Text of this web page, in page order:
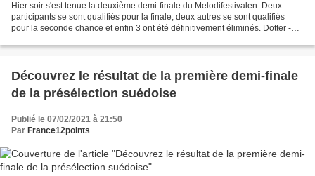
Hier soir s'est tenue la deuxième demi-finale du Melodifestivalen. Deux
participants se sont qualifiés pour la finale, deux autres se sont qualifiés
pour la seconde chance et enfin 3 ont été définitivement éliminés. Dotter -
Découvrez le résultat de la première demi-finale
de la présélection suédoise
Publié le 07/02/2021 à 21:50
Par France12points